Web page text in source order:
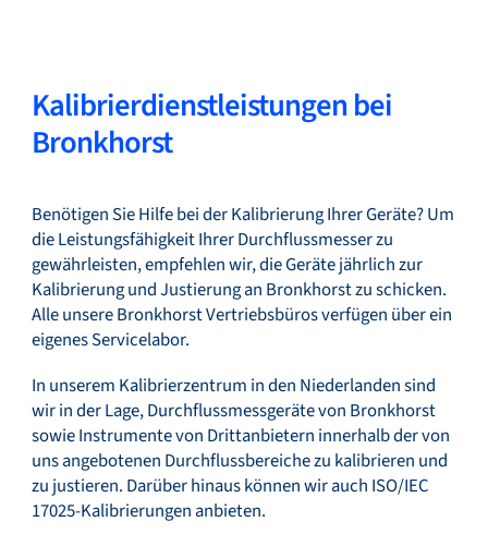
Kalibrierdienstleistungen bei
Bronkhorst
Benötigen Sie Hilfe bei der Kalibrierung Ihrer Geräte? Um
die Leistungsfähigkeit Ihrer Durchflussmesser zu
gewährleisten, empfehlen wir, die Geräte jährlich zur
Kalibrierung und Justierung an Bronkhorst zu schicken.
Alle unsere Bronkhorst Vertriebsbüros verfügen über ein
eigenes Servicelabor.
In unserem Kalibrierzentrum in den Niederlanden sind
wir in der Lage, Durchflussmessgeräte von Bronkhorst
sowie Instrumente von Drittanbietern innerhalb der von
uns angebotenen Durchflussbereiche zu kalibrieren und
zu justieren. Darüber hinaus können wir auch ISO/IEC
17025-Kalibrierungen anbieten.